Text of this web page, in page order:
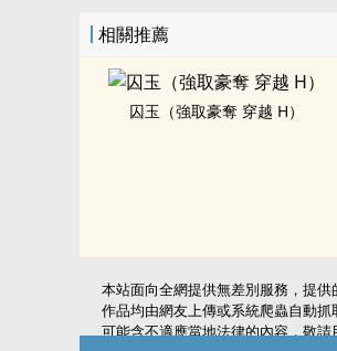
相關推薦
囚玉（強取豪奪 穿越 H）
本站面向全網提供無差別服務，提供
作品均由網友上傳或系統爬蟲自動抓
可能含不適應當地法律的內容，敬